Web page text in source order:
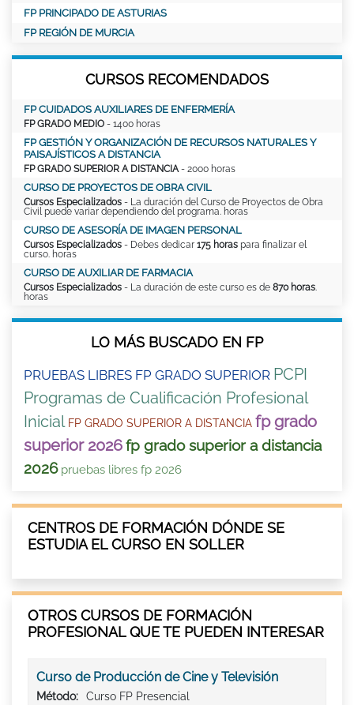
FP PRINCIPADO DE ASTURIAS
FP REGIÓN DE MURCIA
CURSOS RECOMENDADOS
FP CUIDADOS AUXILIARES DE ENFERMERÍA
FP GRADO MEDIO - 1400 horas
FP GESTIÓN Y ORGANIZACIÓN DE RECURSOS NATURALES Y
PAISAJÍSTICOS A DISTANCIA
FP GRADO SUPERIOR A DISTANCIA - 2000 horas
CURSO DE PROYECTOS DE OBRA CIVIL
Cursos Especializados - La duración del Curso de Proyectos de Obra
Civil puede variar dependiendo del programa. horas
CURSO DE ASESORÍA DE IMAGEN PERSONAL
Cursos Especializados - Debes dedicar 175 horas para finalizar el
curso. horas
CURSO DE AUXILIAR DE FARMACIA
Cursos Especializados - La duración de este curso es de 870 horas
horas
LO MÁS BUSCADO EN FP
PRUEBAS LIBRES FP GRADO SUPERIOR PCPI
Programas de Cualificación Profesional
Inicial FP GRADO SUPERIOR A DISTANCIA fp grado
superior 2026fp grado superior a distancia
2026 pruebas libres fp 2026
CENTROS DE FORMACIÓN DÓNDE SE
ESTUDIA EL CURSO EN SOLLER
OTROS CURSOS DE FORMACIÓN
PROFESIONAL QUE TE PUEDEN INTERESAR
Curso de Producción de Cine y Televisión
Método:
Curso FP Presencial